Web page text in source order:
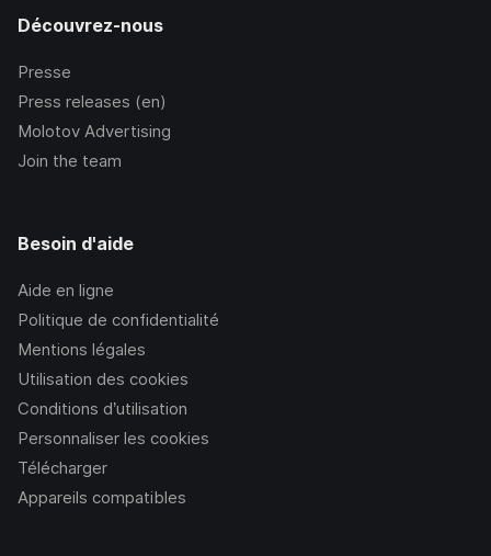
Découvrez-nous
Presse
Press releases (en)
Molotov Advertising
Join the team
Besoin d'aide
Aide en ligne
Politique de confidentialité
Mentions légales
Utilisation des cookies
Conditions d’utilisation
Personnaliser les cookies
Télécharger
Appareils compatibles